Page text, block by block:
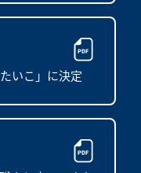
いこ」に決定